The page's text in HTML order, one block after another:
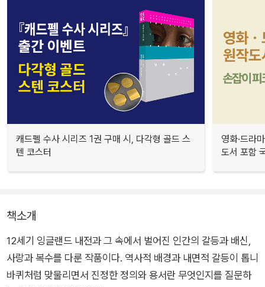
캐드펠 수사 시리즈 1권 구매 시, 다각형 골드 스
텐 코스터
영화·드라
도서 포함
책소개
12세기 잉글랜드 내전과 그 속에서 벌어진 인간의 갈등과 배신,
사랑과 복수를 다룬 작품이다. 역사적 배경과 내면적 갈등이 톱니
바퀴처럼 맞물리면서 진정한 정의와 용서란 무엇인지를 질문하